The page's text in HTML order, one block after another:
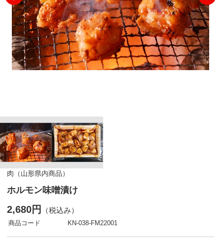
肉（山形県内商品）
ホルモン味噌漬け
2,680円 （税込み）
商品コード KN-038-FM22001